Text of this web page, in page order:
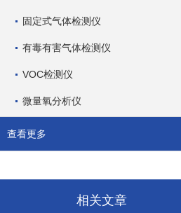
固定式气体检测仪
有毒有害气体检测仪
VOC检测仪
微量氧分析仪
查看更多
相关文章